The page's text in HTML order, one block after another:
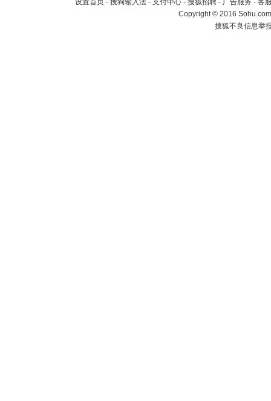
设置首页 - 搜狗输入法 - 支付中心 - 搜狐招聘 - 广告服务 - 客
Copyright©2016
搜狐不良信息举